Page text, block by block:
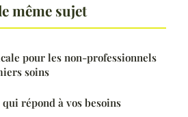
même sujet
pour les non-professionnels
soins
répond à vos besoins